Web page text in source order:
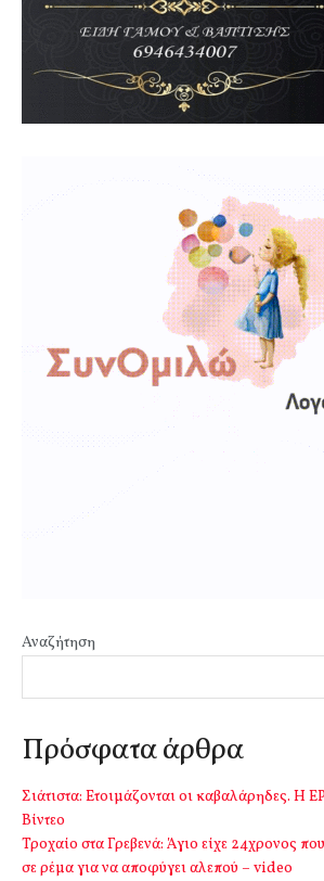
Αναζήτηση
Πρόσφατα άρθρα
Σιάτιστα: Ετοιμάζονται οι καβαλάρηδες. Η
Βίντεο
Τροχαίο στα Γρεβενά: Άγιο είχε 24χρονος
σε ρέμα για να αποφύγει αλεπού – video